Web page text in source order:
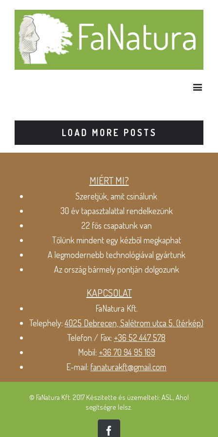
LOAD MORE POSTS
MIÉRT MI?
Szeretjük, amit csinálunk
30 év tapasztalattal rendelkezünk
22 fős csapatunk van
Tőlünk mindent egy kézből megkaphat
A legmodernebb technológiával gyártunk
Az ország bármely pontján dolgozunk
KAPCSOLAT
FaNatura Kft.
Telephely:4025 Debrecen, Salétrom utca 5. (térkép)
Telefon / Fax: +36 52 447 578
Mobil: +36 70 94 95 169
E-mail: fanaturakft@gmail.com
© FaNatura Kft. 2017 Készítette és üzemelteti: ASL, Ahol
segítségre lelsz.